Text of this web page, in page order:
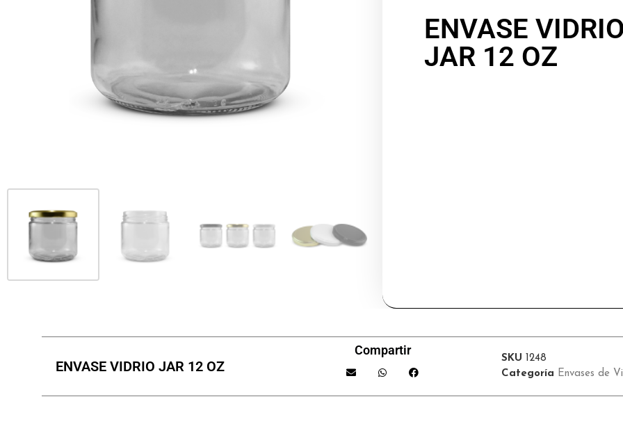
ENVASE
JAR 12 OZ
ENVASE VIDRIO JAR 12 OZ
Compartir
SKU
1248
Categoría Envases de